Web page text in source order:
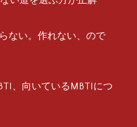
ない。作れない、ので
、向いているMBTIにつ